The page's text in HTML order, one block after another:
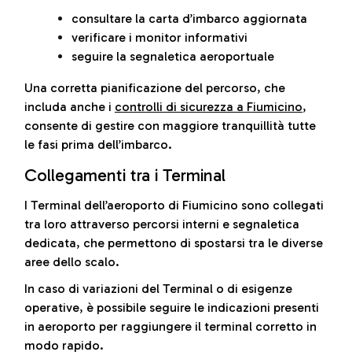
consultare la carta d’imbarco aggiornata
verificare i monitor informativi
seguire la segnaletica aeroportuale
Una corretta pianificazione del percorso, che
includa anche i controlli di sicurezza a Fiumicino,
consente di gestire con maggiore tranquillità tutte
le fasi prima dell’imbarco.
Collegamenti tra i Terminal
I Terminal dell’aeroporto di Fiumicino sono collegati
tra loro attraverso percorsi interni e segnaletica
dedicata, che permettono di spostarsi tra le diverse
aree dello scalo.
In caso di variazioni del Terminal o di esigenze
operative, è possibile seguire le indicazioni presenti
in aeroporto per raggiungere il terminal corretto in
modo rapido.